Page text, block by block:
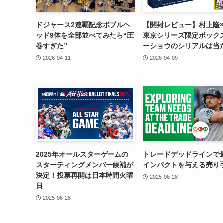
ドジャース2連覇記念ボブルヘ
ッド9体を全部並べてみたら“圧
巻すぎた”
2026-04-11
【開封レビュー】村上隆
東京シリーズ限定ボック
ーショウのシリアルは当
2026-04-09
2025年オールスターゲームの
スターティングメンバー候補が
決定！投票再開は日本時間火曜
日
2025-06-28
トレードデッドラインで
インパクトを与える売り
2025-06-28